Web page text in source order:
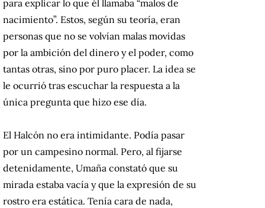
para explicar lo que él llamaba “malos de
nacimiento”. Estos, según su teoría, eran
personas que no se volvían malas movidas
por la ambición del dinero y el poder, como
tantas otras, sino por puro placer. La idea se
le ocurrió tras escuchar la respuesta a la
única pregunta que hizo ese día.
El Halcón no era intimidante. Podía pasar
por un campesino normal. Pero, al fijarse
detenidamente, Umaña constató que su
mirada estaba vacía y que la expresión de su
rostro era estática. Tenía cara de nada,